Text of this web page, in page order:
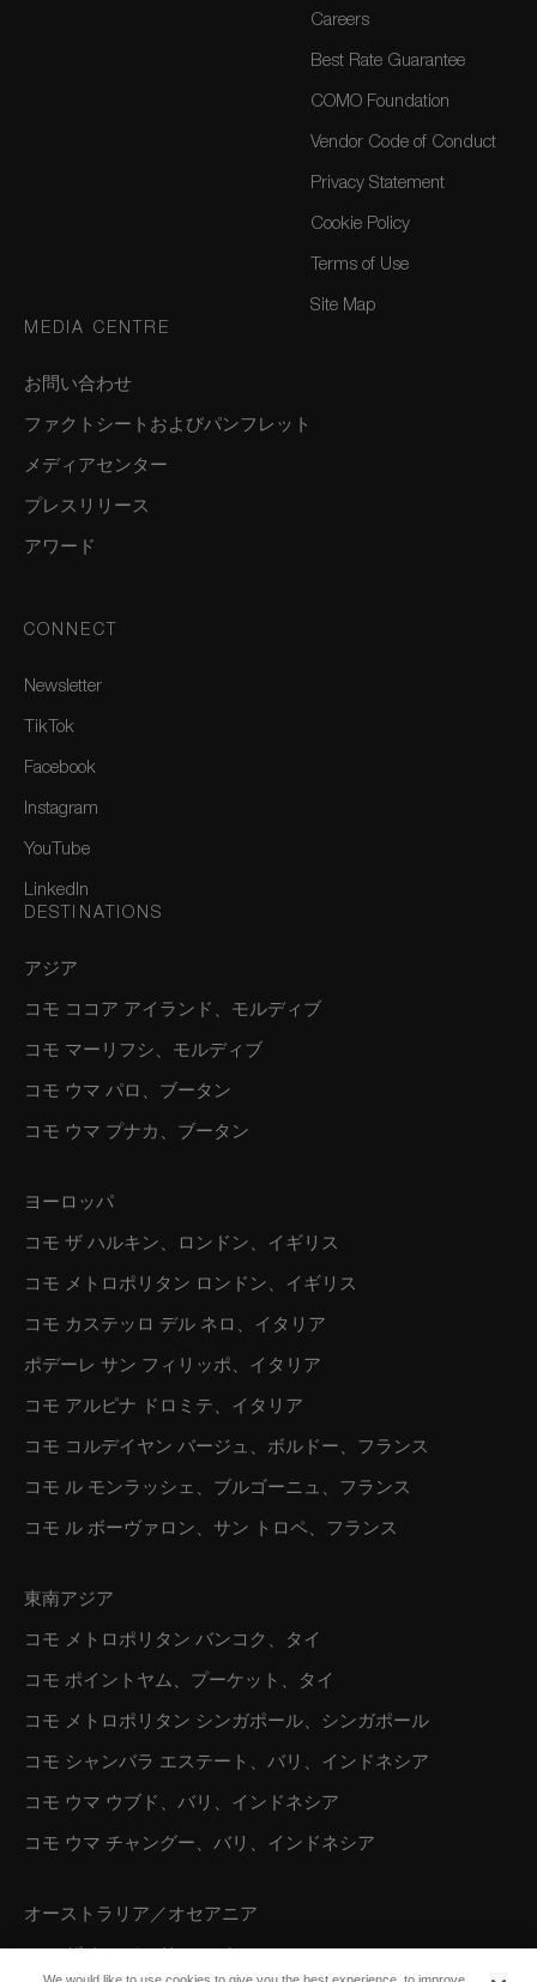
Careers
Best Rate Guarantee
COMO Foundation
Vendor Code of Conduct
Privacy Statement
Cookie Policy
Terms of Use
Site Map
MEDIA CENTRE
お問い合わせ
ファクトシートおよびパンフレット
メディアセンター
プレスリリース
アワード
CONNECT
Newsletter
TikTok
Facebook
Instagram
YouTube
LinkedIn
DESTINATIONS
アジア
コモ ココア アイランド、モルディブ
コモ マーリフシ、モルディブ
コモ ウマ パロ、ブータン
コモ ウマ プナカ、ブータン
ヨーロッパ
コモ ザ ハルキン、ロンドン、イギリス
コモ メトロポリタン ロンドン、イギリス
コモ カステッロ デル ネロ、イタリア
ポデーレ サン フィリッポ、イタリア
コモ アルピナ ドロミテ、イタリア
コモ コルデイヤン バージュ、ボルドー、フランス
コモ ル モンラッシェ、ブルゴーニュ、フランス
コモ ル ボーヴァロン、サン トロペ、フランス
東南アジア
コモ メトロポリタン バンコク、タイ
コモ ポイントヤム、プーケット、タイ
コモ メトロポリタン シンガポール、シンガポール
コモ シャンバラ エステート、バリ、インドネシア
コモ ウマ ウブド、バリ、インドネシア
コモ ウマ チャングー、バリ、インドネシア
オーストラリア／オセアニア